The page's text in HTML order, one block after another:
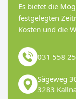
Es bietet die
festgelegten
Kosten und die
031 558
Sägeweg
3283